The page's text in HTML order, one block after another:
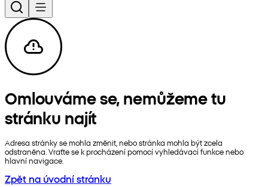
Omlouváme se, nemůžeme tu
stránku najít
Adresa stránky se mohla změnit, nebo stránka mohla být zcela
odstraněna. Vraťte se k procházení pomocí vyhledávací funkce nebo
hlavní navigace.
Zpět na úvodní stránku